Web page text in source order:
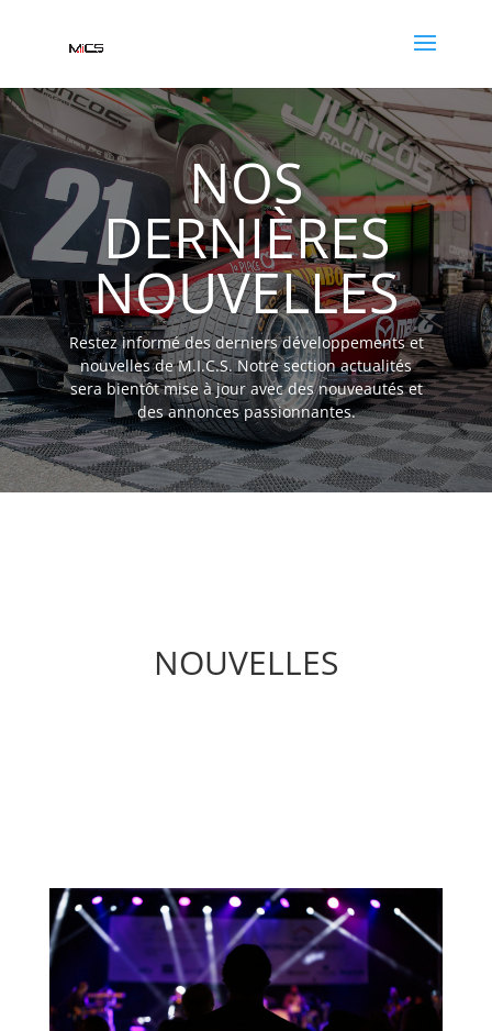
NOS
DERNIÈRES
NOUVELLES
Restez informé des derniers développements et
nouvelles de M.I.C.S. Notre section actualités
sera bientôt mise à jour avec des nouveautés et
des annonces passionnantes.
NOUVELLES